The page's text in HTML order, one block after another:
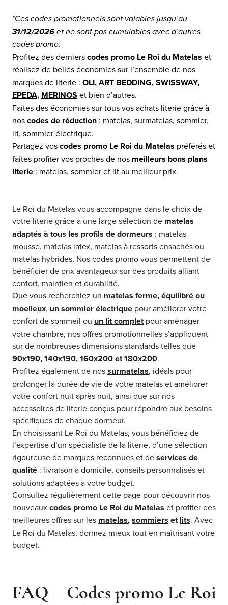
*Ces codes promotionnels sont valables jusqu’au
31/12/2026et ne sont pas cumulables avec d’autres
codes promo.
Profitez des dernierscodes promo Le Roi du Matelas et
réalisez de belles économies sur l’ensemble de nos
marques de literie : OLI,ART BEDDING,SWISSWAY,
EPEDA, MERINOS et bien d’autres.
Faites des économies sur tous vos achats literie grâce à
noscodes de réduction : matelas, surmatelas, sommier,
lit, sommier électrique.
Partagez voscodes promo Le Roi du Matelas préférés et
faites profiter vos proches de nos meilleurs bons plans
literie : matelas, sommier et lit au meilleur prix.
Le Roi du Matelas vous accompagne dans le choix de
votre literie grâce à une large sélection de matelas
adaptés à tous les profils de dormeurs : matelas
mousse, matelas latex, matelas à ressorts ensachés ou
matelas hybrides. Nos codes promo vous permettent de
bénéficier de prix avantageux sur des produits alliant
confort, maintien et durabilité.
Que vous recherchiez un matelas ferme,équilibréou
moelleux, un sommier électrique pour améliorer votre
confort de sommeil ou un lit completpour aménager
votre chambre, nos offres promotionnelles s’appliquent
sur de nombreuses dimensions standards telles que
90x190,140x190,160x200et180x200.
Profitez également de nossurmatelas, idéals pour
prolonger la durée de vie de votre matelas et améliorer
votre confort nuit après nuit, ainsi que sur nos
accessoires de literie conçus pour répondre aux besoins
spécifiques de chaque dormeur.
En choisissant Le Roi du Matelas, vous bénéficiez de
l’expertise d’un spécialiste de la literie, d’une sélection
rigoureuse de marques reconnues et deservices de
qualité : livraison à domicile, conseils personnalisés et
solutions adaptées à votre budget.
Consultez régulièrement cette page pour découvrir nos
nouveauxcodes promo Le Roi du Matelas et profiter des
meilleures offres sur les matelas,sommiers etlits. Avec
Le Roi du Matelas, dormez mieux tout en maîtrisant votre
budget.
FAQ – Codes promo Le Roi